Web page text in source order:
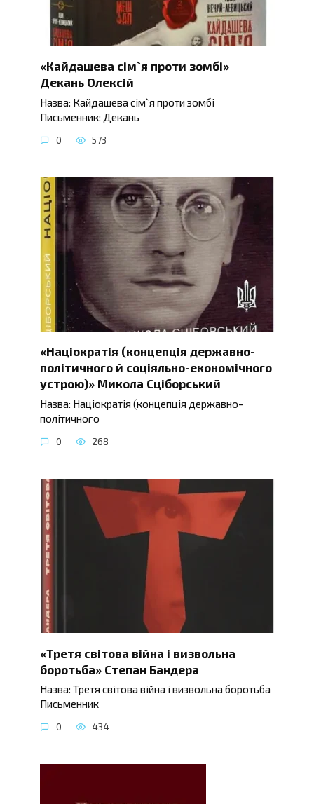
«Кайдашева сім`я проти зомбі»
Декань Олексій
Назва: Кайдашева сім`я проти зомбі
Письменник: Декань
0 573
«Націократія (концепція державно-
політичного й соціяльно-економічного
устрою)» Микола Сціборський
Назва: Націократія (концепція державно-
політичного
0 268
«Третя світова війна і визвольна
боротьба» Степан Бандера
Назва: Третя світова війна і визвольна боротьба
Письменник
0 434